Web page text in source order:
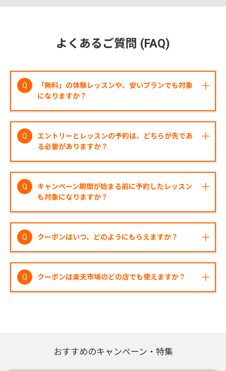
よくあるご質問 (FAQ)
「無料」の体験レッスンや、安いプランでも対象
になりますか？
らず、まずはお気軽にエントリーください。
エントリーとレッスンの予約は、どちらが先であ
る必要がありますか？
期間内に「レッスンの受講」と「エントリーの完
了」の両方を行っていただければ対象となりま
す。
キャンペーン期間が始まる前に予約したレッスン
も対象になりますか？
ンを受講し、エントリーを完了していただければ
対象となります。
クーポンはいつ、どのようにもらえますか？
については、キャンペーン詳細をご確認くださ
い。
クーポンは楽天市場のどの店でも使えますか？
おすすめのキャンペーン・特集